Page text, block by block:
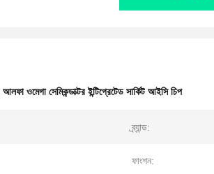
আলফা ওমেগা সেমিকন্ডাক্টর ইন্টিগ্রেটেড সার্কিট আইসি চিপ
ব্র্যান্ড:
ফাংশন: